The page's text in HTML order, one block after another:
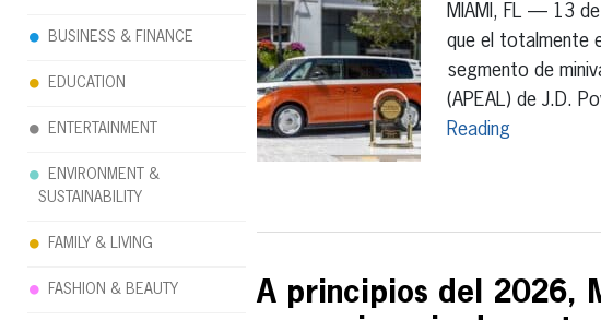
MIAMI, FL — 13
que el totalmente
segmento de
(APEAL) de J.D.
Reading
A principios del 2026,
BUSINESS & FINANCE
EDUCATION
ENTERTAINMENT
ENVIRONMENT &
SUSTAINABILITY
FAMILY & LIVING
FASHION & BEAUTY